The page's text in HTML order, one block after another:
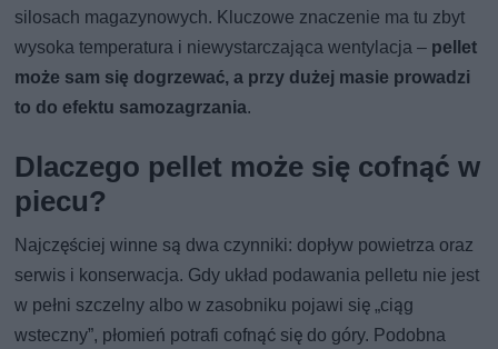
silosach magazynowych. Kluczowe znaczenie ma tu zbyt
wysoka temperatura i niewystarczająca wentylacja – pellet
może sam się dogrzewać, a przy dużej masie prowadzi
to do efektu samozagrzania.
Dlaczego pellet może się cofnąć w
piecu?
Najczęściej winne są dwa czynniki: dopływ powietrza oraz
serwis i konserwacja. Gdy układ podawania pelletu nie jest
w pełni szczelny albo w zasobniku pojawi się „ciąg
wsteczny”, płomień potrafi cofnąć się do góry. Podobna